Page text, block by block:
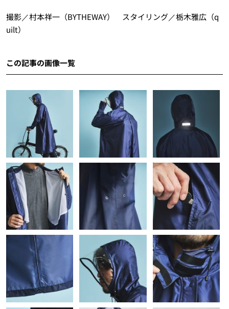
撮影／村本祥一（BYTHEWAY） スタイリング／栃木雅広（q
uilt）
この記事の画像一覧